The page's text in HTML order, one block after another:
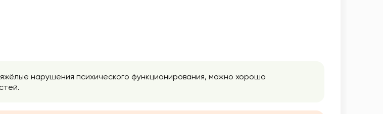
нарушения психического функционирования, можно хорошо